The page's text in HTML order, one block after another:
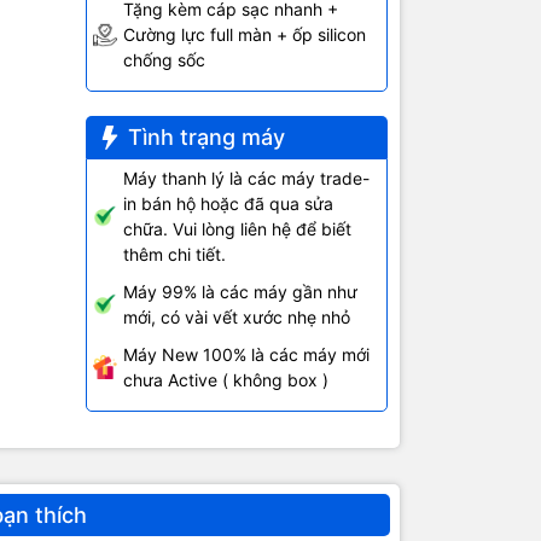
Tặng kèm cáp sạc nhanh +
Cường lực full màn + ốp silicon
chống sốc
Tình trạng máy
Máy thanh lý là các máy trade-
in bán hộ hoặc đã qua sửa
chữa. Vui lòng liên hệ để biết
thêm chi tiết.
Máy 99% là các máy gần như
mới, có vài vết xước nhẹ nhỏ
Máy New 100% là các máy mới
chưa Active ( không box )
thích
sự hoàn